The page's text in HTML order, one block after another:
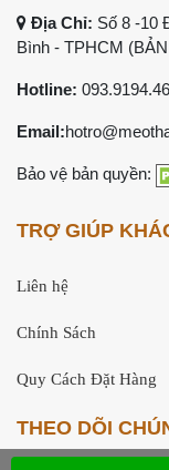
Địa Chỉ: Số 8 -10
Bình - TPHCM (
Hotline:
Email:
Bảo vệ bản quyền:
TRỢ GIÚP
Liên hệ
Chính Sách
Quy Cách Đặt Hàng
THEO DÕI